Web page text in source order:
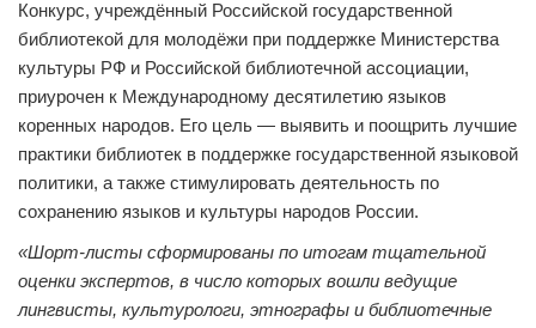
Конкурс, учреждённый Российской государственной
библиотекой для молодёжи при поддержке Министерства
культуры РФ и Российской библиотечной ассоциации,
приурочен к Международному десятилетию языков
коренных народов. Его цель — выявить и поощрить лучшие
практики библиотек в поддержке государственной языковой
политики, а также стимулировать деятельность по
сохранению языков и культуры народов России.
«Шорт-листы сформированы по итогам тщательной
оценки экспертов, в число которых вошли ведущие
лингвисты, культурологи, этнографы и библиотечные